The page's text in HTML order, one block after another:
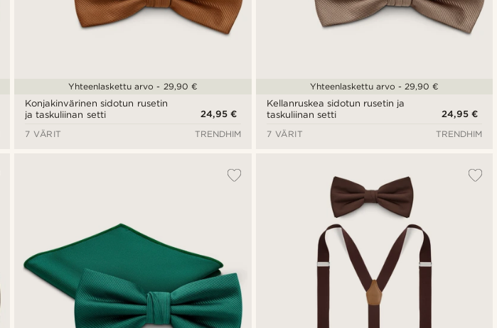
Konjakinvärinen sidotun rusetin
ja taskuliinan setti
24,95 €
Yhteenlaskettu arvo - 29,90 €
7 VÄRIT TRENDHIM
Kellanruskea sidotun rusetin ja
taskuliinan setti
24,95 €
Yhteenlaskettu arvo - 29,90 €
7 VÄRIT TRENDHIM